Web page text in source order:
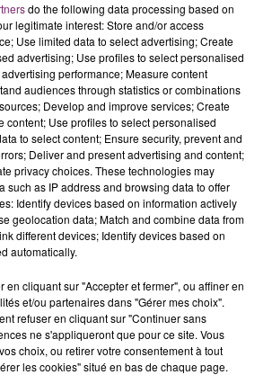
Bulle - Guinguette éphémère
Frelinghien !
do the following data processing based on
legitimate interest: Store and/or access
Use limited data to select advertising; Create
advertising; Use profiles to select personalised
performance; Measure content
audiences through statistics or combinations
Develop and improve services; Create
content; Use profiles to select personalised
to select content; Ensure security, prevent and
Deliver and present advertising and content;
privacy choices. These technologies may
such as IP address and browsing data to offer
Identify devices based on information actively
geolocation data; Match and combine data from
different devices; Identify devices based on
automatically.
en cliquant sur "Accepter et fermer", ou affiner en
et/ou partenaires dans "Gérer mes choix".
refuser en cliquant sur "Continuer sans
ne s'appliqueront que pour ce site. Vous
choix, ou retirer votre consentement à tout
les cookies" situé en bas de chaque page.